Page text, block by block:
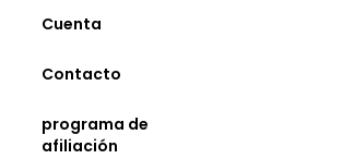
Cuenta
Contacto
programa de
afiliación